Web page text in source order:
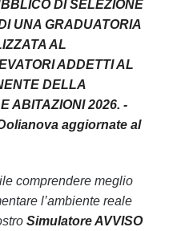
DI SELEZIONE
UNA GRADUATORIA
AL
ADDETTI AL
DELLA
ABITAZIONI 2026. -
aggiornate al
comprendere meglio
l’ambiente reale
Simulatore AVVISO